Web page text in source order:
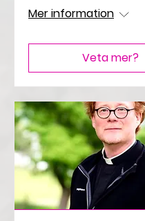
Mer information
Veta mer?